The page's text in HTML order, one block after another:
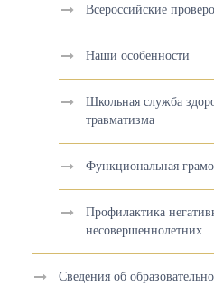
Всероссийские
Наши особенности
Школьная служба
травматизма
Функциональная
Профилактика
несовершеннолетних
Сведения об